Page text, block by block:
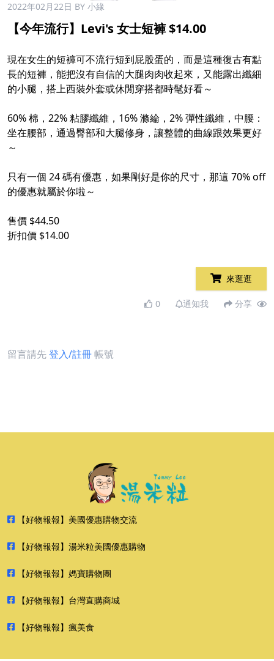
2022年02月22日 BY 小緣
【今年流行】Levi's 女士短褲 $14.00
現在女生的短褲可不流行短到屁股蛋的，而是這種復古有點
長的短褲，能把沒有自信的大腿肉肉收起來，又能露出纖細
的小腿，搭上西裝外套或休閒穿搭都時髦好看～
60% 棉，22% 粘膠纖維，16% 滌綸，2% 彈性纖維，中腰：
坐在腰部，通過臀部和大腿修身，讓整體的曲線跟效果更好
～
只有一個 24 碼有優惠，如果剛好是你的尺寸，那這 70% off
的優惠就屬於你啦～
售價 $44.50
折扣價 $14.00
來逛逛
0 通知我 分享
留言請先登入/註冊帳號
【好物報報】美國優惠購物交流
【好物報報】湯米粒美國優惠購物
【好物報報】媽寶購物團
【好物報報】台灣直購商城
【好物報報】瘋美食